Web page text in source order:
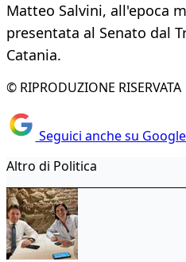
Matteo Salvini, all'epoca
presentata al Senato dal
Catania.
© RIPRODUZIONE RISERVATA
Seguici anche su
Altro di Politica